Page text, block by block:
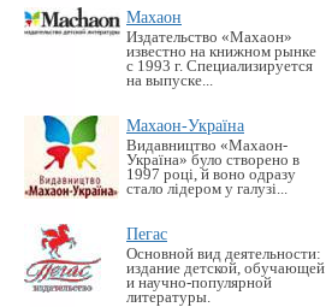
Махаон
Издательство «Махаон»
известно на книжном рынке
с 1993 г. Специализируется
на выпуске...
Махаон-Україна
Видавництво «Махаон-
Україна» було створено в
1997 році, й воно одразу
стало лідером у галузі...
Пегас
Основной вид деятельности:
издание детской, обучающей
и научно-популярной
литературы.